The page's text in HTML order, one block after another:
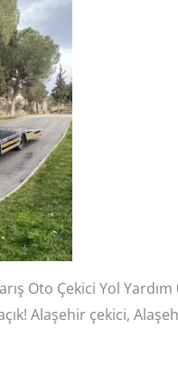
Oto Çekici Yol
Alaşehir çekici,